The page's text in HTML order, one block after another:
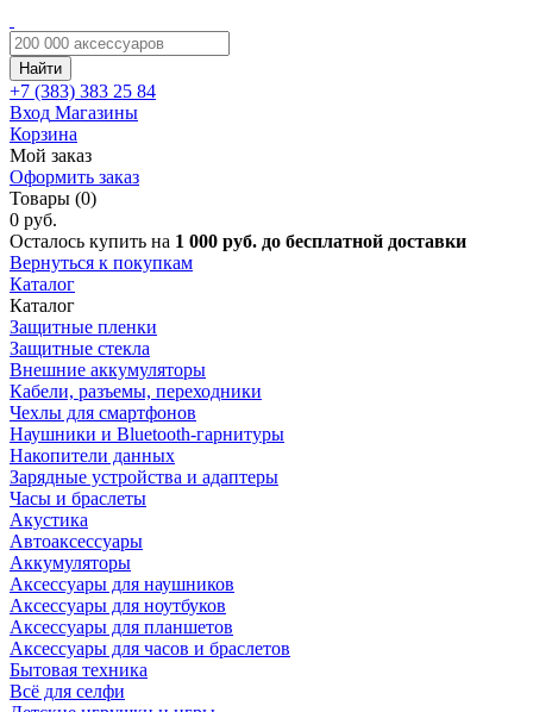
Найти
+7 (383) 383 25 84
Вход Магазины
Корзина
Мой заказ
Оформить заказ
Товары (0)
0 руб.
Осталось купить на 1 000 руб. до бесплатной доставки
Вернуться к покупкам
Каталог
Каталог
Защитные пленки
Защитные стекла
Внешние аккумуляторы
Кабели, разъемы, переходники
Чехлы для смартфонов
Наушники и Bluetooth-гарнитуры
Накопители данных
Зарядные устройства и адаптеры
Часы и браслеты
Акустика
Автоаксессуары
Аккумуляторы
Аксессуары для наушников
Аксессуары для ноутбуков
Аксессуары для планшетов
Аксессуары для часов и браслетов
Бытовая техника
Всё для селфи